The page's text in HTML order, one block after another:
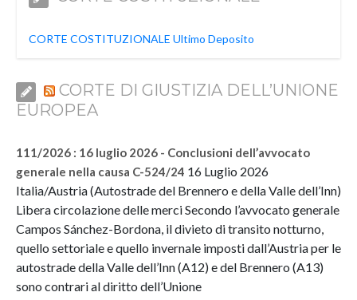
CORTE COSTITUZIONALE Ultimo Deposito
CORTE DI GIUSTIZIA DELL’UNIONE
EUROPEA
111/2026 : 16 luglio 2026 - Conclusioni dell’avvocato
generale nella causa C-524/24 16 Luglio 2026
Italia/Austria (Autostrade del Brennero e della Valle dell’Inn)
Libera circolazione delle merci Secondo l’avvocato generale
Campos Sánchez-Bordona, il divieto di transito notturno,
quello settoriale e quello invernale imposti dall’Austria per le
autostrade della Valle dell’Inn (A12) e del Brennero (A13)
sono contrari al diritto dell’Unione